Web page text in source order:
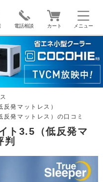
メニュー
電話相談 カート
チ ここひえ 枕
マイキュット
ルスマイル
発マットレス）
発マットレス）の口コミ
ト3.5（低反発マ
判